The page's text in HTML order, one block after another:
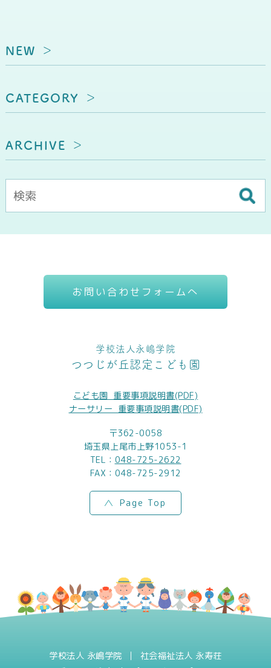
NEW
CATEGORY
ARCHIVE
お問い合わせフォームへ
学校法人永嶋学院
つつじが丘認定こども園
こども園_重要事項説明書(PDF)
ナーサリー_重要事項説明書(PDF)
〒362-0058
埼玉県上尾市上野1053-1
TEL： 048-725-2622
FAX：048-725-2912
Page Top
学校法人 永嶋学院
社会福祉法人 永寿荘